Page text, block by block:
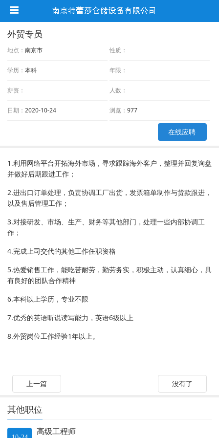
外贸专员
地点： 南京市 性质：
学历： 本科 年限：
薪资： 人数：
日期： 2020-10-24 浏览： 977
在线应聘
1.利用网络平台开拓海外市场，寻求跟踪海外客户，整理并回复询盘
并做好后期跟进工作；
2.进出口订单处理，负责协调工厂出货，发票箱单制作与货款跟进，
以及售后管理工作；
3.对接研发、市场、生产、财务等其他部门，处理一些内部协调工
作；
4.完成上司交代的其他工作任职资格
5.热爱销售工作，能吃苦耐劳，勤劳务实，积极主动，认真细心，具
有良好的团队合作精神
6.本科以上学历，专业不限
7.优秀的英语听说读写能力，英语6级以上
8.外贸岗位工作经验1年以上。
上一篇 没有了
其他职位
高级工程师